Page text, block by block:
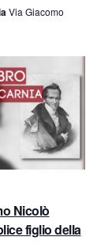
e
N
a
v
i
e
Via Giacomo
Nicolò
figlio della